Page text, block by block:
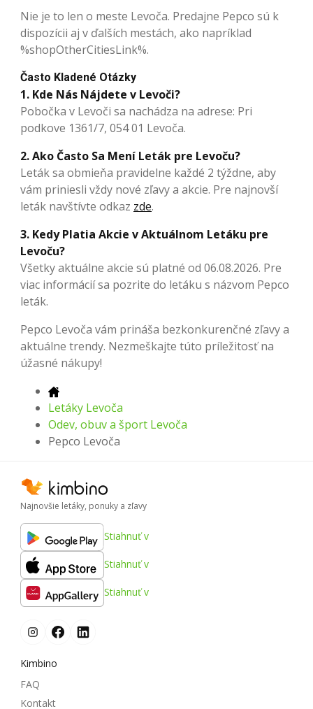
Nie je to len o meste Levoča. Predajne Pepco sú k
dispozícii aj v ďalších mestách, ako napríklad
%shopOtherCitiesLink%.
Často Kladené Otázky
1. Kde Nás Nájdete v Levoči?
Pobočka v Levoči sa nachádza na adrese: Pri
podkove 1361/7, 054 01 Levoča.
2. Ako Často Sa Mení Leták pre Levoču?
Leták sa obmieňa pravidelne každé 2 týždne, aby
vám priniesli vždy nové zľavy a akcie. Pre najnovší
leták navštívte odkaz zde.
3. Kedy Platia Akcie v Aktuálnom Letáku pre
Levoču?
Všetky aktuálne akcie sú platné od 06.08.2026. Pre
viac informácií sa pozrite do letáku s názvom Pepco
leták.
Pepco Levoča vám prináša bezkonkurenčné zľavy a
aktuálne trendy. Nezmeškajte túto príležitosť na
úžasné nákupy!
Letáky Levoča
Odev, obuv a šport Levoča
Pepco Levoča
Najnovšie letáky, ponuky a zľavy
Stiahnuť v
Stiahnuť v
Stiahnuť v
Kimbino
FAQ
Kontakt